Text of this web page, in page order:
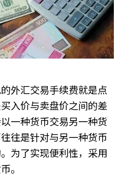
外汇交易手续费就是点
入价与卖盘价之间的差
一种货币交易另一种货
往是针对与另一种货币
为了实现便利性，采用
。